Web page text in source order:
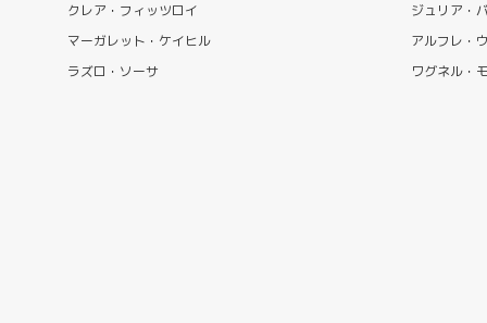
クレア・フィッツロイ
ジュリア・
マーガレット・ケイヒル
アルフレ・
ラズロ・ソーサ
ワグネル・